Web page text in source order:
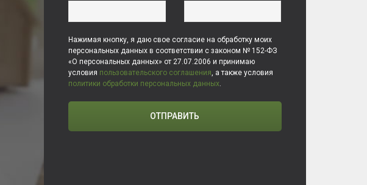
Нажимая кнопку, я даю свое согласие на обработку моих
персональных данных в соответствии с законом № 152-ФЗ
«О персональных данных» от 27.07.2006 и принимаю
условия пользовательского соглашения, а также условия
политики обработки персональных данных.
ОТПРАВИТЬ